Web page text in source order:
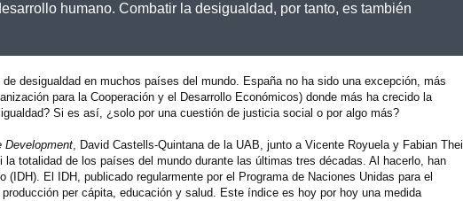
humano. Combatir la desigualdad, por tanto, es también
desigualdad en muchos países del mundo. España no ha sido una excepción, más
para la Cooperación y el Desarrollo Económicos) donde más ha crecido la
Si es así, ¿solo por una cuestión de justicia social o por algo más?
Development, David Castells-Quintana de la UAB, junto a Vicente Royuela y Fabian Theil
totalidad de los países del mundo durante las últimas tres décadas. Al hacerlo, han
El IDH, publicado regularmente por el Programa de Naciones Unidas para el
per cápita, educación y salud. Este índice es hoy por hoy una medida